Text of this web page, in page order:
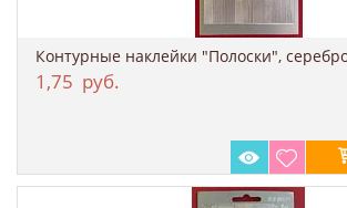
Контурные наклейки "Полоски",
1,75 руб.